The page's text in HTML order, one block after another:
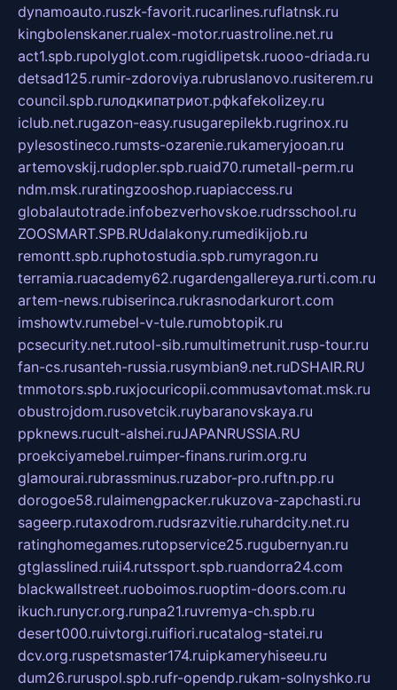
dynamoauto.ruszk-favorit.rucarlines.ruflatnsk.ru
kingbolenskaner.rualex-motor.ruastroline.net.ru
act1.spb.rupolyglot.com.rugidlipetsk.ruooo-driada.ru
detsad125.rumir-zdoroviya.rubruslanovo.rusiterem.ru
council.spb.ruлодкипатриот.рфkafekolizey.ru
iclub.net.rugazon-easy.rusugarepilekb.rugrinox.ru
pylesostineco.rumsts-ozarenie.rukameryjooan.ru
artemovskij.rudopler.spb.ruaid70.rumetall-perm.ru
ndm.msk.ruratingzooshop.ruapiaccess.ru
globalautotrade.infobezverhovskoe.rudrsschool.ru
ZOOSMART.SPB.RUdalakony.rumedikijob.ru
remontt.spb.ruphotostudia.spb.rumyragon.ru
terramia.ruacademy62.rugardengallereya.rurti.com.ru
artem-news.rubiserinca.rukrasnodarkurort.com
imshowtv.rumebel-v-tule.rumobtopik.ru
pcsecurity.net.rutool-sib.rumultimetrunit.rusp-tour.ru
fan-cs.rusanteh-russia.rusymbian9.net.ruDSHAIR.RU
tmmotors.spb.ruxjocuricopii.commusavtomat.msk.ru
obustrojdom.rusovetcik.ruybaranovskaya.ru
ppknews.rucult-alshei.ruJAPANRUSSIA.RU
proekciyamebel.ruimper-finans.rurim.org.ru
glamourai.rubrassminus.ruzabor-pro.ruftn.pp.ru
dorogoe58.rulaimengpacker.rukuzova-zapchasti.ru
sageerp.rutaxodrom.rudsrazvitie.ruhardcity.net.ru
ratinghomegames.rutopservice25.rugubernyan.ru
gtglasslined.ruii4.rutssport.spb.ruandorra24.com
blackwallstreet.ruoboimos.ruoptim-doors.com.ru
ikuch.runycr.org.runpa21.ruvremya-ch.spb.ru
desert000.ruivtorgi.ruifiori.rucatalog-statei.ru
dcv.org.ruspetsmaster174.ruipkameryhiseeu.ru
dum26.ruruspol.spb.rufr-opendp.rukam-solnyshko.ru